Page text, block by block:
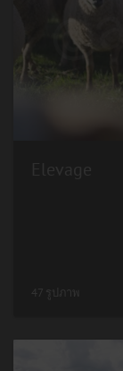
47 รูปภาพ